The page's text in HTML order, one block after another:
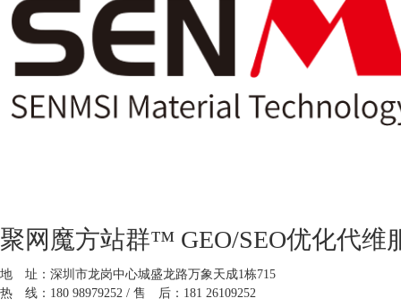
聚网魔方站群™ GEO/SEO优化代维
地 址：深圳市龙岗中心城盛龙路万象天成1栋715
热 线：180 98979252 / 售 后：181 26109252